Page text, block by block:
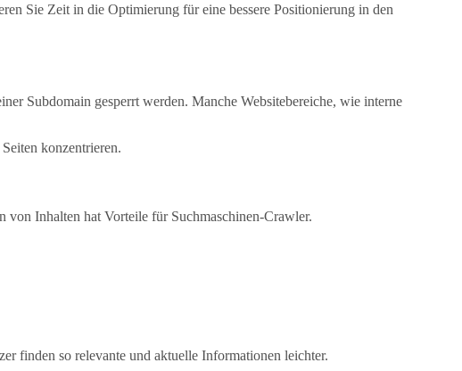
Sie Zeit in die Optimierung für eine bessere Positionierung in den
Subdomain gesperrt werden. Manche Websitebereiche, wie interne
konzentrieren.
Inhalten hat Vorteile für Suchmaschinen-Crawler.
finden so relevante und aktuelle Informationen leichter.